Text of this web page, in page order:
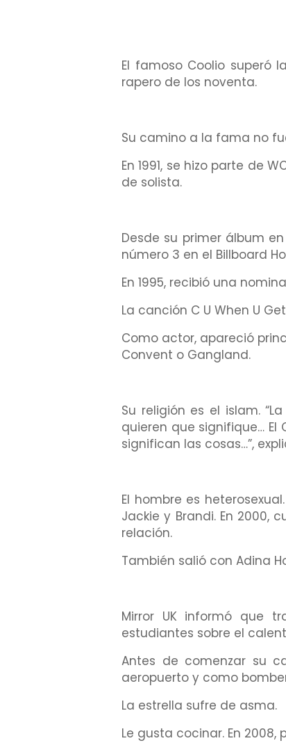
El famoso Coolio superó
rapero de los noventa.
Su camino a la fama no
En 1991, se hizo parte de
de solista.
Desde su primer álbum
número 3 en el Billboard
En 1995, recibió una
La canción C U When U
Como actor, apareció
Convent o Gangland.
Su religión es el islam.
quieren que signifique… El
significan las cosas…”,
El hombre es
Jackie y Brandi. En 2000,
relación.
También salió con Adina
Mirror UK informó que
estudiantes sobre el
Antes de comenzar su
aeropuerto y como
La estrella sufre de asma.
Le gusta cocinar. En